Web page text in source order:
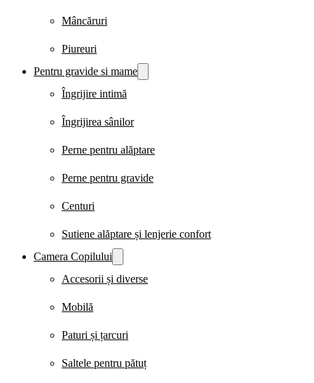
Mâncăruri
Piureuri
Pentru gravide si mame
Îngrijire intimă
Îngrijirea sânilor
Perne pentru alăptare
Perne pentru gravide
Centuri
Sutiene alăptare și lenjerie confort
Camera Copilului
Accesorii și diverse
Mobilă
Paturi și țarcuri
Saltele pentru pătuț